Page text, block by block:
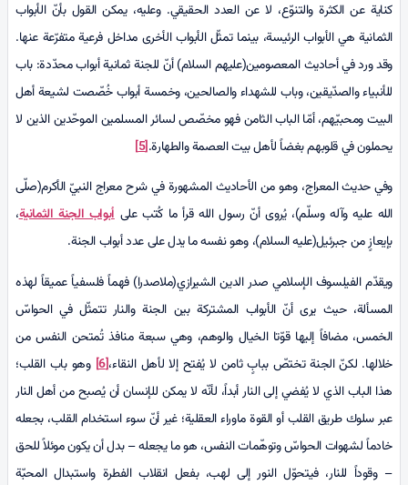
كناية عن الكثرة والتنوّع، لا عن العدد الحقيقي. وعليه، يمكن القول بأنّ الأبواب
الثمانية هي الأبواب الرئيسة، بينما تمثّل الأبواب الأخرى مداخل فرعية متفرّعة عنها.
وقد ورد في أحاديث المعصومين(عليهم السلام) أنّ للجنة ثمانية أبواب محدّدة: باب
للأنبياء والصدّيقين، وباب للشهداء والصالحين، وخمسة أبواب خُصّصت لشيعة أهل
البيت ومحبيّهم، أمّا الباب الثامن فهو مخصّص لسائر المسلمين الموحّدين الذين لا
يحملون في قلوبهم بغضاً لأهل بيت العصمة والطهارة.[5]
وفي حديث المعراج، وهو من الأحاديث المشهورة في شرح معراج النبيّ الأكرم(صلّى
الله عليه وآله وسلّم)، يُروى أنّ رسول الله قرأ ما كُتب علىأبواب الجنة الثمانية،
بإيعازٍ من جبرئيل(عليه السلام)، وهو نفسه ما يدل على عدد أبواب الجنة.
ويقدّم الفيلسوف الإسلامي صدر الدين الشيرازي(ملاصدرا) فهماً فلسفياً عميقاً لهذه
المسألة، حيث يرى أنّ الأبواب المشتركة بين الجنة والنار تتمثّل في الحواسّ
الخمس، مضافاً إليها قوّتا الخيال والوهم، وهي سبعة منافذ تُمتحن النفس من
خلالها. لكنّ الجنة تختصّ ببابٍ ثامن لا يُفتح إلا لأهل النقاء،[6]
وهو باب القلب؛
هذا الباب الذي لا يُفضي إلى النار أبداً، لأنّه لا يمكن للإنسان أن يُصبح من أهل النار
عبر سلوك طريق القلب أو القوة ماوراء العقلية؛ غير أنّ سوء استخدام القلب، بجعله
خادماً لشهوات الحواسّ وتوهّمات النفس، هو ما يجعله – بدل أن يكون موئلاً للحق
– وقوداً للنار، فيتحوّل النور إلى لهب، بفعل انقلاب الفطرة واستبدال المحبّة